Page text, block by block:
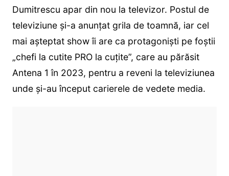
Dumitrescu apar din nou la televizor. Postul de
televiziune și-a anunțat grila de toamnă, iar cel
mai așteptat show îi are ca protagoniști pe foștii
„chefi la cutite PRO la cuțite”, care au părăsit
Antena 1 în 2023, pentru a reveni la televiziunea
unde și-au început carierele de vedete media.